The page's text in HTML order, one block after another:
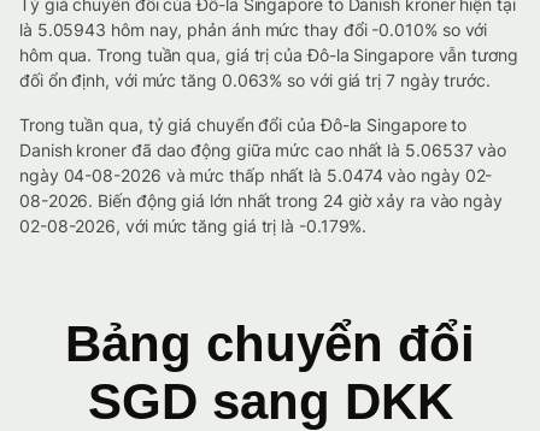
Tỷ giá chuyển đổi của Đô-la Singapore to Danish kroner hiện tại
là 5.05943 hôm nay, phản ánh mức thay đổi -0.010% so với
hôm qua. Trong tuần qua, giá trị của Đô-la Singapore vẫn tương
đối ổn định, với mức tăng 0.063% so với giá trị 7 ngày trước.
Trong tuần qua, tỷ giá chuyển đổi của Đô-la Singapore to
Danish kroner đã dao động giữa mức cao nhất là 5.06537 vào
ngày 04-08-2026 và mức thấp nhất là 5.0474 vào ngày 02-
08-2026. Biến động giá lớn nhất trong 24 giờ xảy ra vào ngày
02-08-2026, với mức tăng giá trị là -0.179%.
Bảng chuyển đổi
SGD sang DKK